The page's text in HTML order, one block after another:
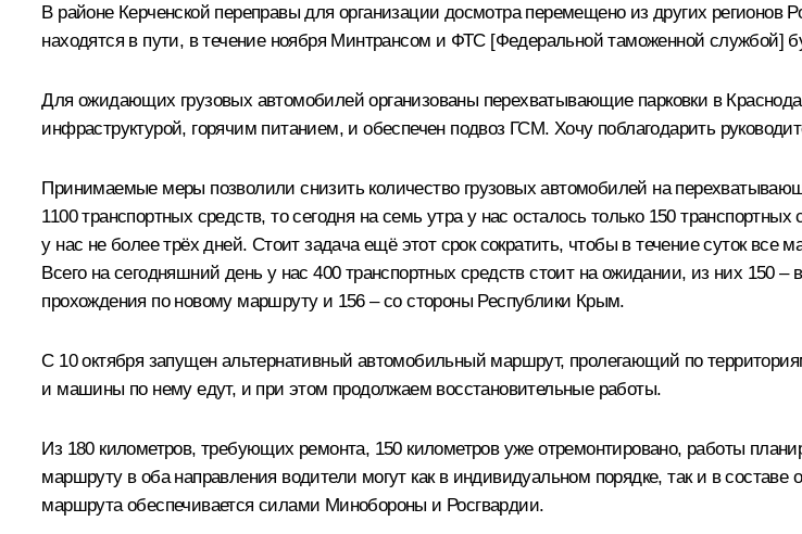
В районе Керченской переправы для организации досмотра перемещено из других
находятся в пути, в течение ноября Минтрансом и ФТС [Федеральной таможенной службой]
Для ожидающих грузовых автомобилей организованы перехватывающие парковки в
инфраструктурой, горячим питанием, и обеспечен подвоз ГСМ. Хочу поблагодарить
Принимаемые меры позволили снизить количество грузовых автомобилей на
1100 транспортных средств, то сегодня на семь утра у нас осталось только 150
у нас не более трёх дней. Стоит задача ещё этот срок сократить, чтобы в течение суток
Всего на сегодняшний день у нас 400 транспортных средств стоит на ожидании, из них 150 –
прохождения по новому маршруту и 156 – со стороны Республики Крым.
С 10 октября запущен альтернативный автомобильный маршрут, пролегающий по
и машины по нему едут, и при этом продолжаем восстановительные работы.
Из 180 километров, требующих ремонта, 150 километров уже отремонтировано, работы
маршруту в оба направления водители могут как в индивидуальном порядке, так и в составе
маршрута обеспечивается силами Минобороны и Росгвардии.